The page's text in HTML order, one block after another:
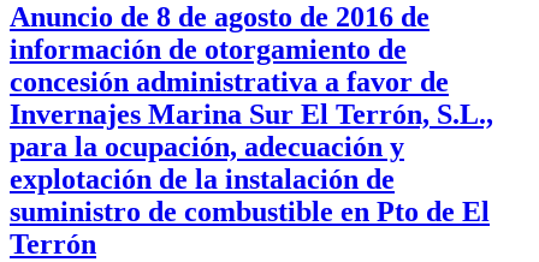
Anuncio de 8 de agosto de 2016 de
información de otorgamiento de
concesión administrativa a favor de
Invernajes Marina Sur El Terrón, S.L.,
para la ocupación, adecuación y
explotación de la instalación de
suministro de combustible en Pto de El
Terrón